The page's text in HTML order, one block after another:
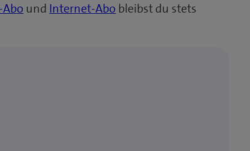
und Internet-Abo bleibst du stets